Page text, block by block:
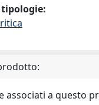
associati a questo